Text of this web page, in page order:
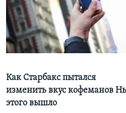
Learning English
СОЦИАЛЬНЫЕ СЕТИ
Языки
Как Старбакс пытался
изменить вкус кофеманов
этого вышло